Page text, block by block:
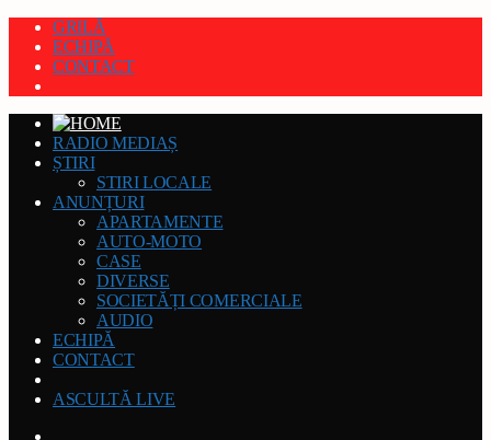
GRILĂ
ECHIPĂ
CONTACT
RADIO MEDIAȘ
ȘTIRI
STIRI LOCALE
ANUNȚURI
APARTAMENTE
AUTO-MOTO
CASE
DIVERSE
SOCIETĂȚI COMERCIALE
AUDIO
ECHIPĂ
CONTACT
ASCULTĂ LIVE